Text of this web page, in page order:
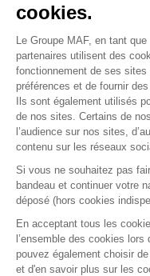
cookies.
Le Groupe MAF, en tant
partenaires utilisent des
fonctionnement de ses
préférences et de fournir
Ils sont également utilisés
de nos sites. Certains de
l’audience sur nos sites,
contenu sur les réseaux
Si vous ne souhaitez pas
bandeau et continuer votre
déposé (hors cookies
En acceptant tous les
l’ensemble des cookies
pouvez également choisir
et d'en savoir plus sur les
RETROUVEZ-NOUS SUR :
Contact Presse
Mentions
Conditions